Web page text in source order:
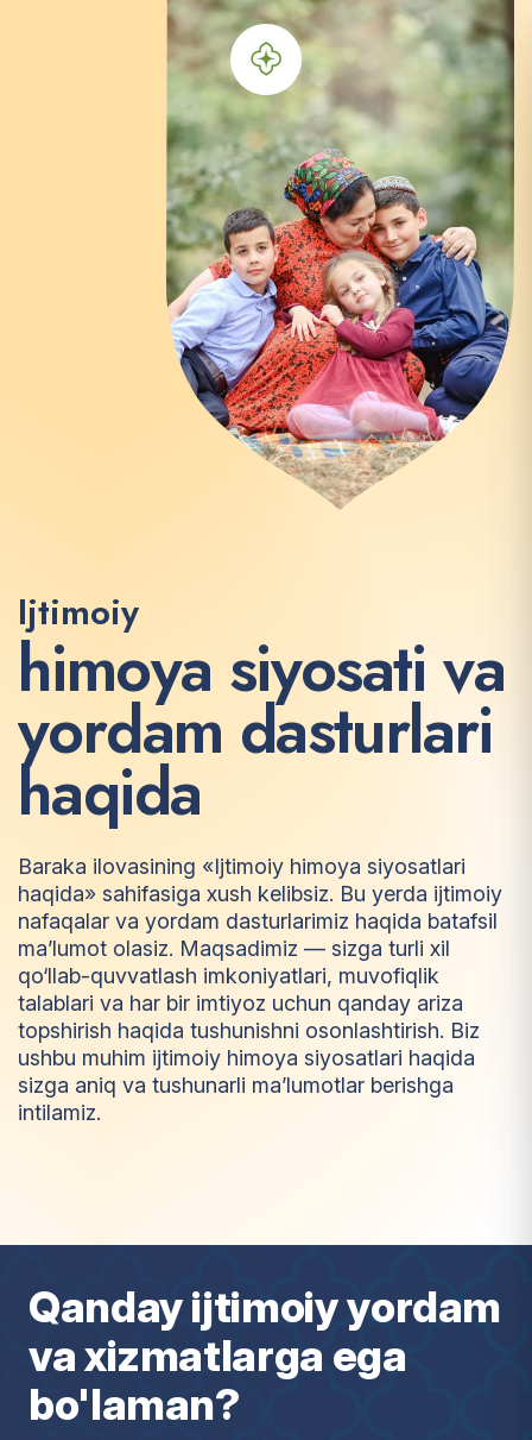
Ijtimoiy
himoya siyosati va
yordam dasturlari
haqida
Baraka ilovasining «Ijtimoiy himoya siyosatlari
haqida» sahifasiga xush kelibsiz. Bu yerda ijtimoiy
nafaqalar va yordam dasturlarimiz haqida batafsil
ma’lumot olasiz. Maqsadimiz — sizga turli xil
qo‘llab-quvvatlash imkoniyatlari, muvofiqlik
talablari va har bir imtiyoz uchun qanday ariza
topshirish haqida tushunishni osonlashtirish. Biz
ushbu muhim ijtimoiy himoya siyosatlari haqida
sizga aniq va tushunarli ma’lumotlar berishga
intilamiz.
mtiy oz
Qanday ijtimoiy yordam
va xizmatlarga ega
bo'laman?